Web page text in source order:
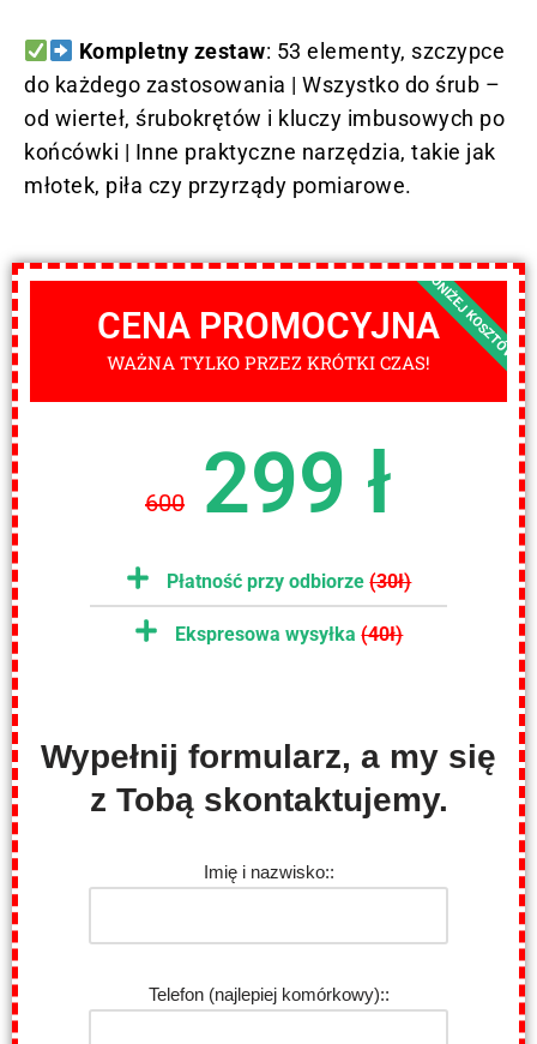
Kompletny zestaw: 53 elementy, szczypce
do każdego zastosowania | Wszystko do śrub –
od wierteł, śrubokrętów i kluczy imbusowych po
końcówki | Inne praktyczne narzędzia, takie jak
młotek, piła czy przyrządy pomiarowe.
CENA PROMOCYJNA
WAŻNA TYLKO PRZEZ KRÓTKI CZAS!
600 299 ł
Płatność przy odbiorze(30ł)
Ekspresowa wysyłka(40ł)
PONIŻEJ KOSZTÓW!
Wypełnij formularz, a my się
z Tobą skontaktujemy.
Imię i nazwisko::
Telefon (najlepiej komórkowy)::